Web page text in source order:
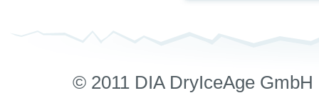
© 2011 DIA DryIceAge GmbH